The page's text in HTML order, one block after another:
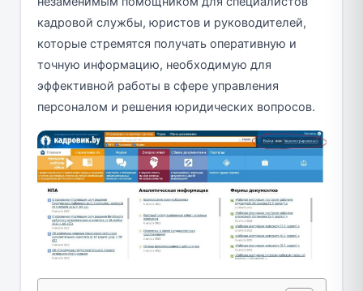
кадровой службы, юристов и руководителей,
которые стремятся получать оперативную и
точную информацию, необходимую для
эффективной работы в сфере управления
персоналом и решения юридических вопросов.